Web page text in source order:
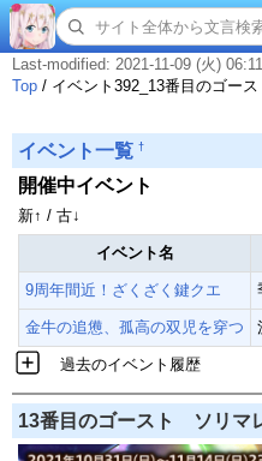
Last-modified: 2021-11-09 (火)
Top / イベント392_13番目のゴー
イベント一覧 †
開催中イベント
新↑ / 古↓
イベント名
9周年間近！ざくざく鍵クエ
金牛の追憊、孤高の双児を穿つ
過去のイベント履歴
13番目のゴースト ソリマ